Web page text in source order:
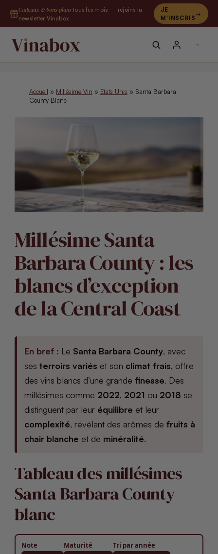
contenu
Cadeaux & bons plans tous les mois — rejoins la
newsletter Vinabox
JE
M'INSCRIS
Accueil » Millésime Vin » Etats Unis » Santa Barbara
County Blanc
Millésime Santa
Barbara County : les
blancs d’exception
de la Central Coast
En bref : Le Santa Barbara County, avec
ses terroirs variés et son climat frais, offre
des vins blancs d’une grande finesse. Des
millésimes comme 2022, 2021 ou 2018 se
distinguent par leur équilibre et leur
complexité, révélant des arômes de fruits à
chair blanche et de minéralité.
Tableau des millésimes
Santa Barbara County
blanc
Note Maturité Tri par année